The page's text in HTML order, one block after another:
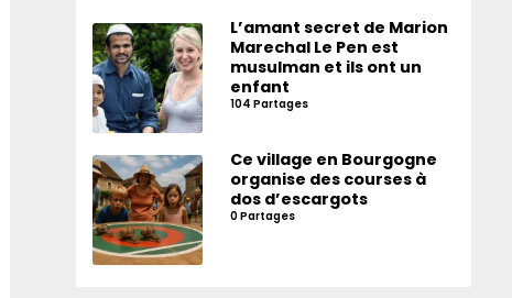
L’amant secret de Marion
Marechal Le Pen est
musulman et ils ont un
enfant
104 Partages
Ce village en Bourgogne
organise des courses à
dos d’escargots
0 Partages